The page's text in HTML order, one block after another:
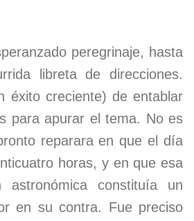
peregrinaje, hasta
libreta de direcciones.
éxito creciente) de entablar
para apurar el tema. No es
reparara en que el día
horas, y en que esa
astronómica constituía un
en su contra. Fue preciso